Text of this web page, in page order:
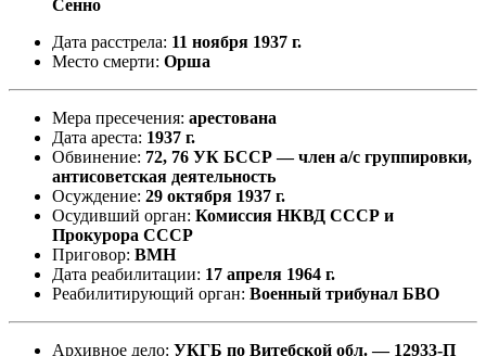
Сенно
Дата расстрела: 11 ноября 1937 г.
Место смерти: Орша
Мера пресечения: арестована
Дата ареста: 1937 г.
Обвинение: 72, 76 УК БССР — член а/с группировки,
антисоветская деятельность
Осуждение: 29 октября 1937 г.
Осудивший орган: Комиссия НКВД СССР и
Прокурора СССР
Приговор: ВМН
Дата реабилитации: 17 апреля 1964 г.
Реабилитирующий орган: Военный трибунал БВО
Архивное дело: УКГБ по Витебской обл. — 12933-П